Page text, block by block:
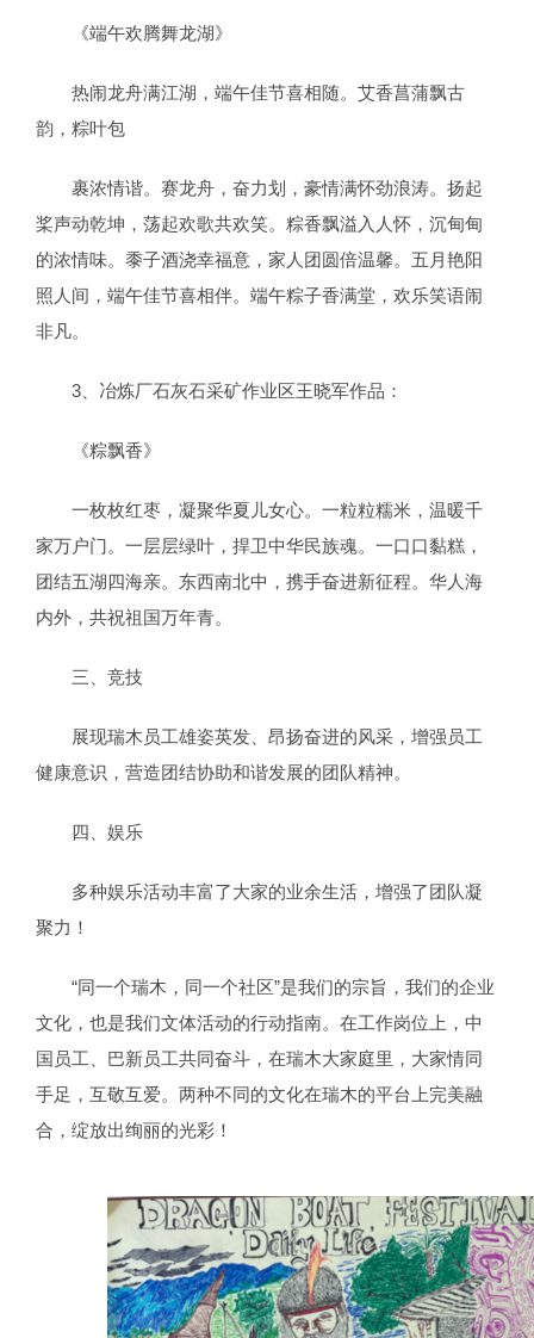
《端午欢腾舞龙湖》
热闹龙舟满江湖，端午佳节喜相随。艾香菖蒲飘古
韵，粽叶包
裹浓情谐。赛龙舟，奋力划，豪情满怀劲浪涛。扬起
桨声动乾坤，荡起欢歌共欢笑。粽香飘溢入人怀，沉甸甸
的浓情味。黍子酒浇幸福意，家人团圆倍温馨。五月艳阳
照人间，端午佳节喜相伴。端午粽子香满堂，欢乐笑语闹
非凡。
3、冶炼厂石灰石采矿作业区王晓军作品：
《粽飘香》
一枚枚红枣，凝聚华夏儿女心。一粒粒糯米，温暖千
家万户门。一层层绿叶，捍卫中华民族魂。一口口黏糕，
团结五湖四海亲。东西南北中，携手奋进新征程。华人海
内外，共祝祖国万年青。
三、竞技
展现瑞木员工雄姿英发、昂扬奋进的风采，增强员工
健康意识，营造团结协助和谐发展的团队精神。
四、娱乐
多种娱乐活动丰富了大家的业余生活，增强了团队凝
聚力！
“同一个瑞木，同一个社区”是我们的宗旨，我们的企业
文化，也是我们文体活动的行动指南。在工作岗位上，中
国员工、巴新员工共同奋斗，在瑞木大家庭里，大家情同
手足，互敬互爱。两种不同的文化在瑞木的平台上完美融
合，绽放出绚丽的光彩！